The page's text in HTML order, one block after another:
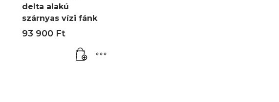
delta alakú
szárnyas vízi fánk
93 900 Ft